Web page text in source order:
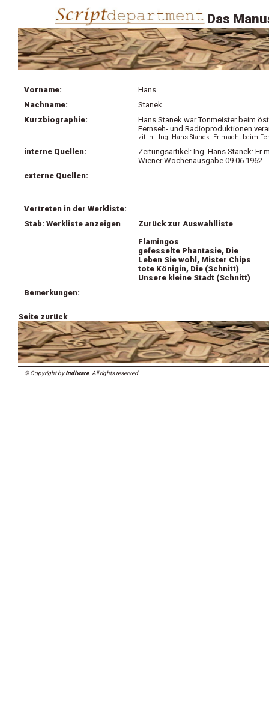
Das
Vorname:
Hans
Nachname:
Stanek
Kurzbiographie:
Hans Stanek war Tonmeister beim
Fernseh- und Radioproduktionen
zit. n.: Ing. Hans Stanek: Er macht beim
interne Quellen:
Zeitungsartikel: Ing. Hans Stanek: Er
Wiener Wochenausgabe 09.06.1962
externe Quellen:
Vertreten in der Werkliste:
Stab: Werkliste anzeigen
Zurück zur Auswahlliste
Flamingos
gefesselte Phantasie, Die
Leben Sie wohl, Mister Chips
tote Königin, Die (Schnitt)
Unsere kleine Stadt (Schnitt)
Bemerkungen:
Seite zurück
© Copyright byIndiware. All rights reserved.